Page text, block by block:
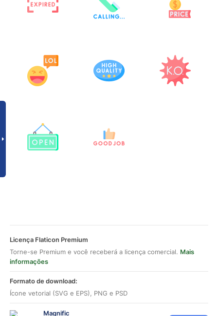
Licença Flaticon Premium
Torne-se Premium e você receberá a licença comercial. Mais
informações
Formato de download:
Ícone vetorial (SVG e EPS), PNG e PSD
Magnific